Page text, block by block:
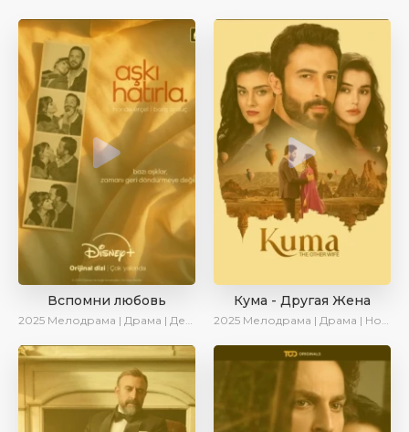
Вспомни любовь
2025 Мелодрама | Драма | Детектив | Комедия | Новинки | Сериалы 2025
Кума - Другая Жена
2025 Мелодрама | Драма | Новинки | Сериалы 2025